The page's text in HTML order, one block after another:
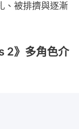
、被排擠與逐漸
2》多角色介